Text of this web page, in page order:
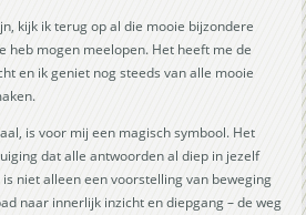
kijk ik terug op al die mooie bijzondere
heb mogen meelopen. Het heeft me de
en ik geniet nog steeds van alle mooie
is voor mij een magisch symbool. Het
dat alle antwoorden al diep in jezelf
niet alleen een voorstelling van beweging
naar innerlijk inzicht en diepgang – de weg